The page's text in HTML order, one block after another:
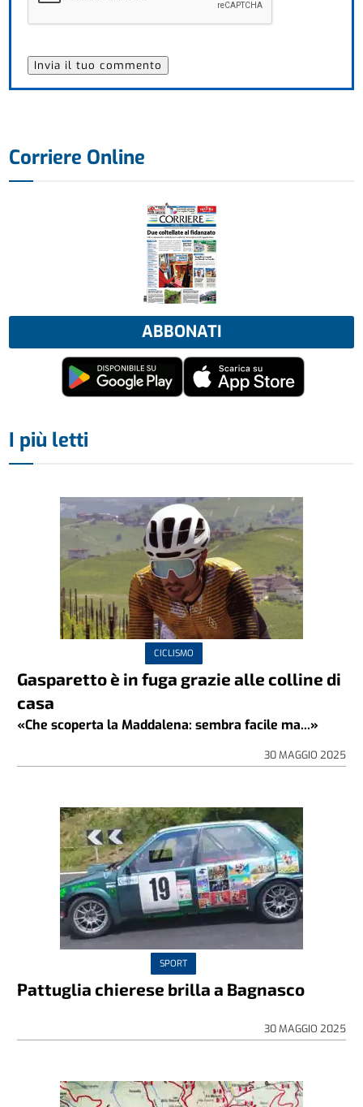
Corriere Online
ABBONATI
I più letti
CICLISMO
Gasparetto è in fuga grazie alle colline di
casa
«Che scoperta la Maddalena: sembra facile ma...»
30 MAGGIO 2025
SPORT
Pattuglia chierese brilla a Bagnasco
30 MAGGIO 2025